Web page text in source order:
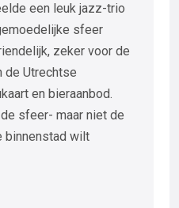
een leuk jazz-trio
sfeer
zeker voor de
de Utrechtse
en bieraanbod.
sfeer- maar niet de
binnenstad wilt